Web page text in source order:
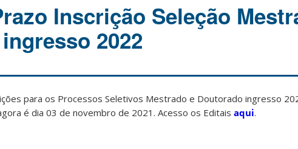
Inscrição Seleção
2022
para os Processos Seletivos Mestrado e Doutorado ingresso
é dia 03 de novembro de 2021. Acesso os Editais aqui.